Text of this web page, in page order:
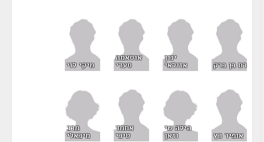
רם בן ברק
ינון
אזולאי
אוסאמה
סעדי מיקי לוי
אופיר כץ
הילה שי
וזאן
אחמד
טיבי
מרב
מיכאלי